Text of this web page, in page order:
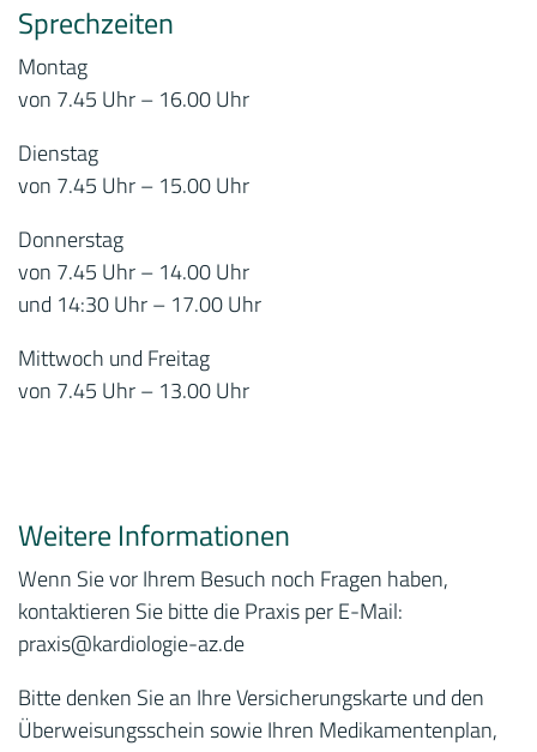
Sprechzeiten
Montag
von 7.45 Uhr – 16.00 Uhr
Dienstag
von 7.45 Uhr – 15.00 Uhr
Donnerstag
von 7.45 Uhr – 14.00 Uhr
und 14:30 Uhr – 17.00 Uhr
Mittwoch und Freitag
von 7.45 Uhr – 13.00 Uhr
Weitere Informationen
Wenn Sie vor Ihrem Besuch noch Fragen haben,
kontaktieren Sie bitte die Praxis per E-Mail:
praxis@kardiologie-az.de
Bitte denken Sie an Ihre Versicherungskarte und den
Überweisungsschein sowie Ihren Medikamentenplan,